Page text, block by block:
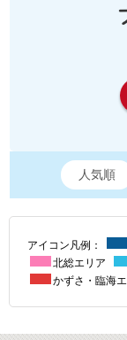
人気順
アイコン凡例：
北総エリア
かずさ・臨海